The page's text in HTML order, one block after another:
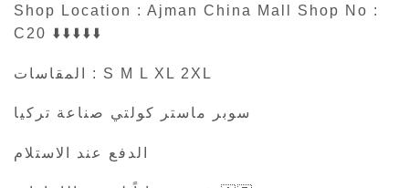
Shop Location : Ajman China Mall Shop No :
C20 ⬇️⬇️⬇️⬇️⬇️
المقاسات : S M L XL 2XL
سوبر ماستر كولتي صناعة تركيا
الدفع عند الاستلام